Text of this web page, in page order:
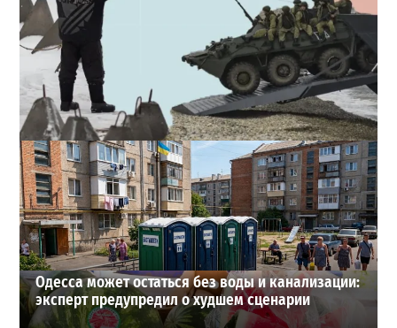
Полковник ВСУ рассказал, выдержит ли Одесса
новое наступление
2
27-07-2026 в 11:19
ВИБОР РЕДАКЦИИ
Одесса может остаться без воды и канализации:
эксперт предупредил о худшем сценарии